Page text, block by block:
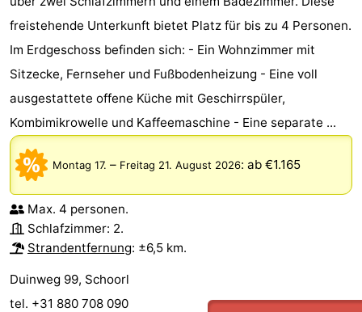
freistehende Unterkunft bietet Platz für bis zu 4 Personen.
Im Erdgeschoss befinden sich: - Ein Wohnzimmer mit
Sitzecke, Fernseher und Fußbodenheizung - Eine voll
ausgestattete offene Küche mit Geschirrspüler,
Kombimikrowelle und Kaffeemaschine - Eine separate ...
Montag 17. – Freitag 21. August 2026: ab €1.165
Max. 4 personen.
Schlafzimmer: 2.
Strandentfernung: ±6,5 km.
Duinweg 99, Schoorl
tel. +31 880 708 090